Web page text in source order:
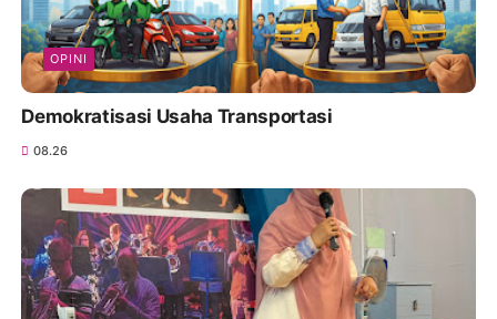
OPINI
Demokratisasi Usaha Transportasi
08.26